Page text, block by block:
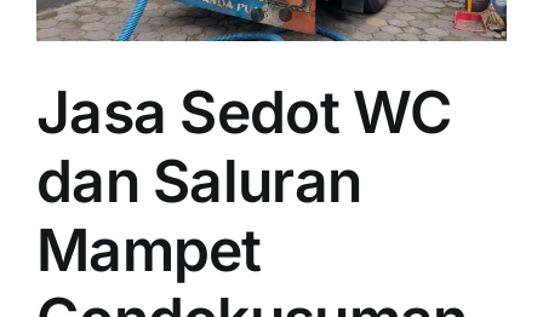
Jasa Sedot WC
dan Saluran
Mampet